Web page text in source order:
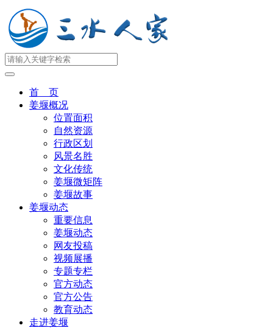
首 页
姜堰概况
位置面积
自然资源
行政区划
风景名胜
文化传统
姜堰微矩阵
姜堰故事
姜堰动态
重要信息
姜堰动态
网友投稿
视频展播
专题专栏
官方动态
官方公告
教育动态
走进姜堰